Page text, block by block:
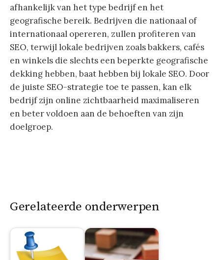
afhankelijk van het type bedrijf en het
geografische bereik. Bedrijven die nationaal of
internationaal opereren, zullen profiteren van
SEO, terwijl lokale bedrijven zoals bakkers, cafés
en winkels die slechts een beperkte geografische
dekking hebben, baat hebben bij lokale SEO. Door
de juiste SEO-strategie toe te passen, kan elk
bedrijf zijn online zichtbaarheid maximaliseren
en beter voldoen aan de behoeften van zijn
doelgroep.
Gerelateerde onderwerpen